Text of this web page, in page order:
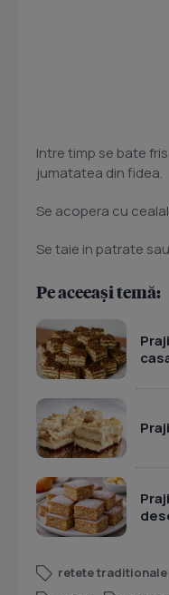
Intre timp se bate
jumatatea din fidea.
Se acopera cu
Se taie in patrate
Pe aceeași temă:
retete